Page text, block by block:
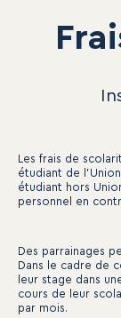
Les frais de
étudiant de
étudiant hors
personnel en
Des parrainages
Dans le cadre de
leur stage dans
cours de leur
par mois.